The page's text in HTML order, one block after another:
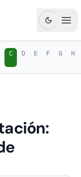
Precisión
C D E F G H